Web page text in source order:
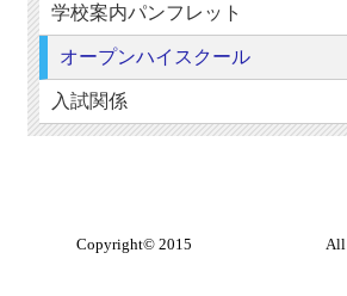
学校案内パンフレット
オープンハイスクール
入試関係
Copyright© 2015 All